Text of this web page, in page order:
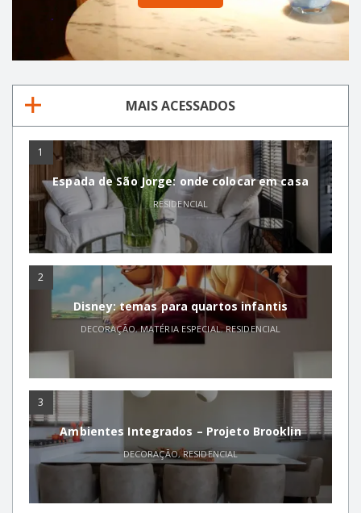
MAIS ACESSADOS
1
Espada de São Jorge: onde colocar em casa
RESIDENCIAL
2
Disney: temas para quartos infantis
DECORAÇÃO,MATÉRIA ESPECIAL,RESIDENCIAL
3
Ambientes Integrados – Projeto Brooklin
DECORAÇÃO,RESIDENCIAL